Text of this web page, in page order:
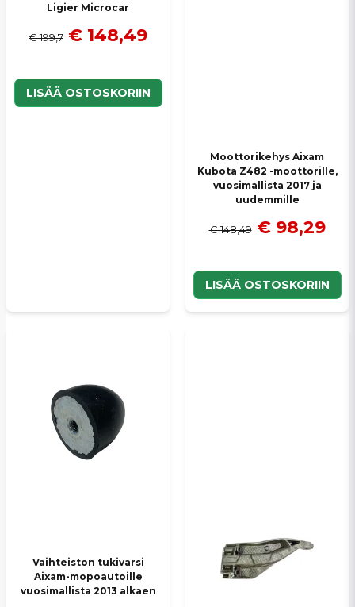
Ligier Microcar
€ 199,7 € 148,49
LISÄÄ OSTOSKORIIN
Moottorikehys Aixam
Kubota Z482 -moottorille,
vuosimallista 2017 ja
uudemmille
€ 148,49 € 98,29
LISÄÄ OSTOSKORIIN
Vaihteiston tukivarsi
Aixam-mopoautoille
vuosimallista 2013 alkaen